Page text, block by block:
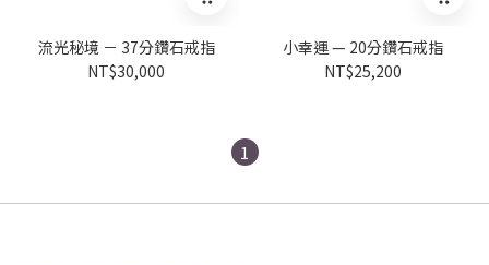
流光秘境 － 37分鑽石戒指
NT$30,000
小幸運 — 20分鑽石戒指
NT$25,200
1